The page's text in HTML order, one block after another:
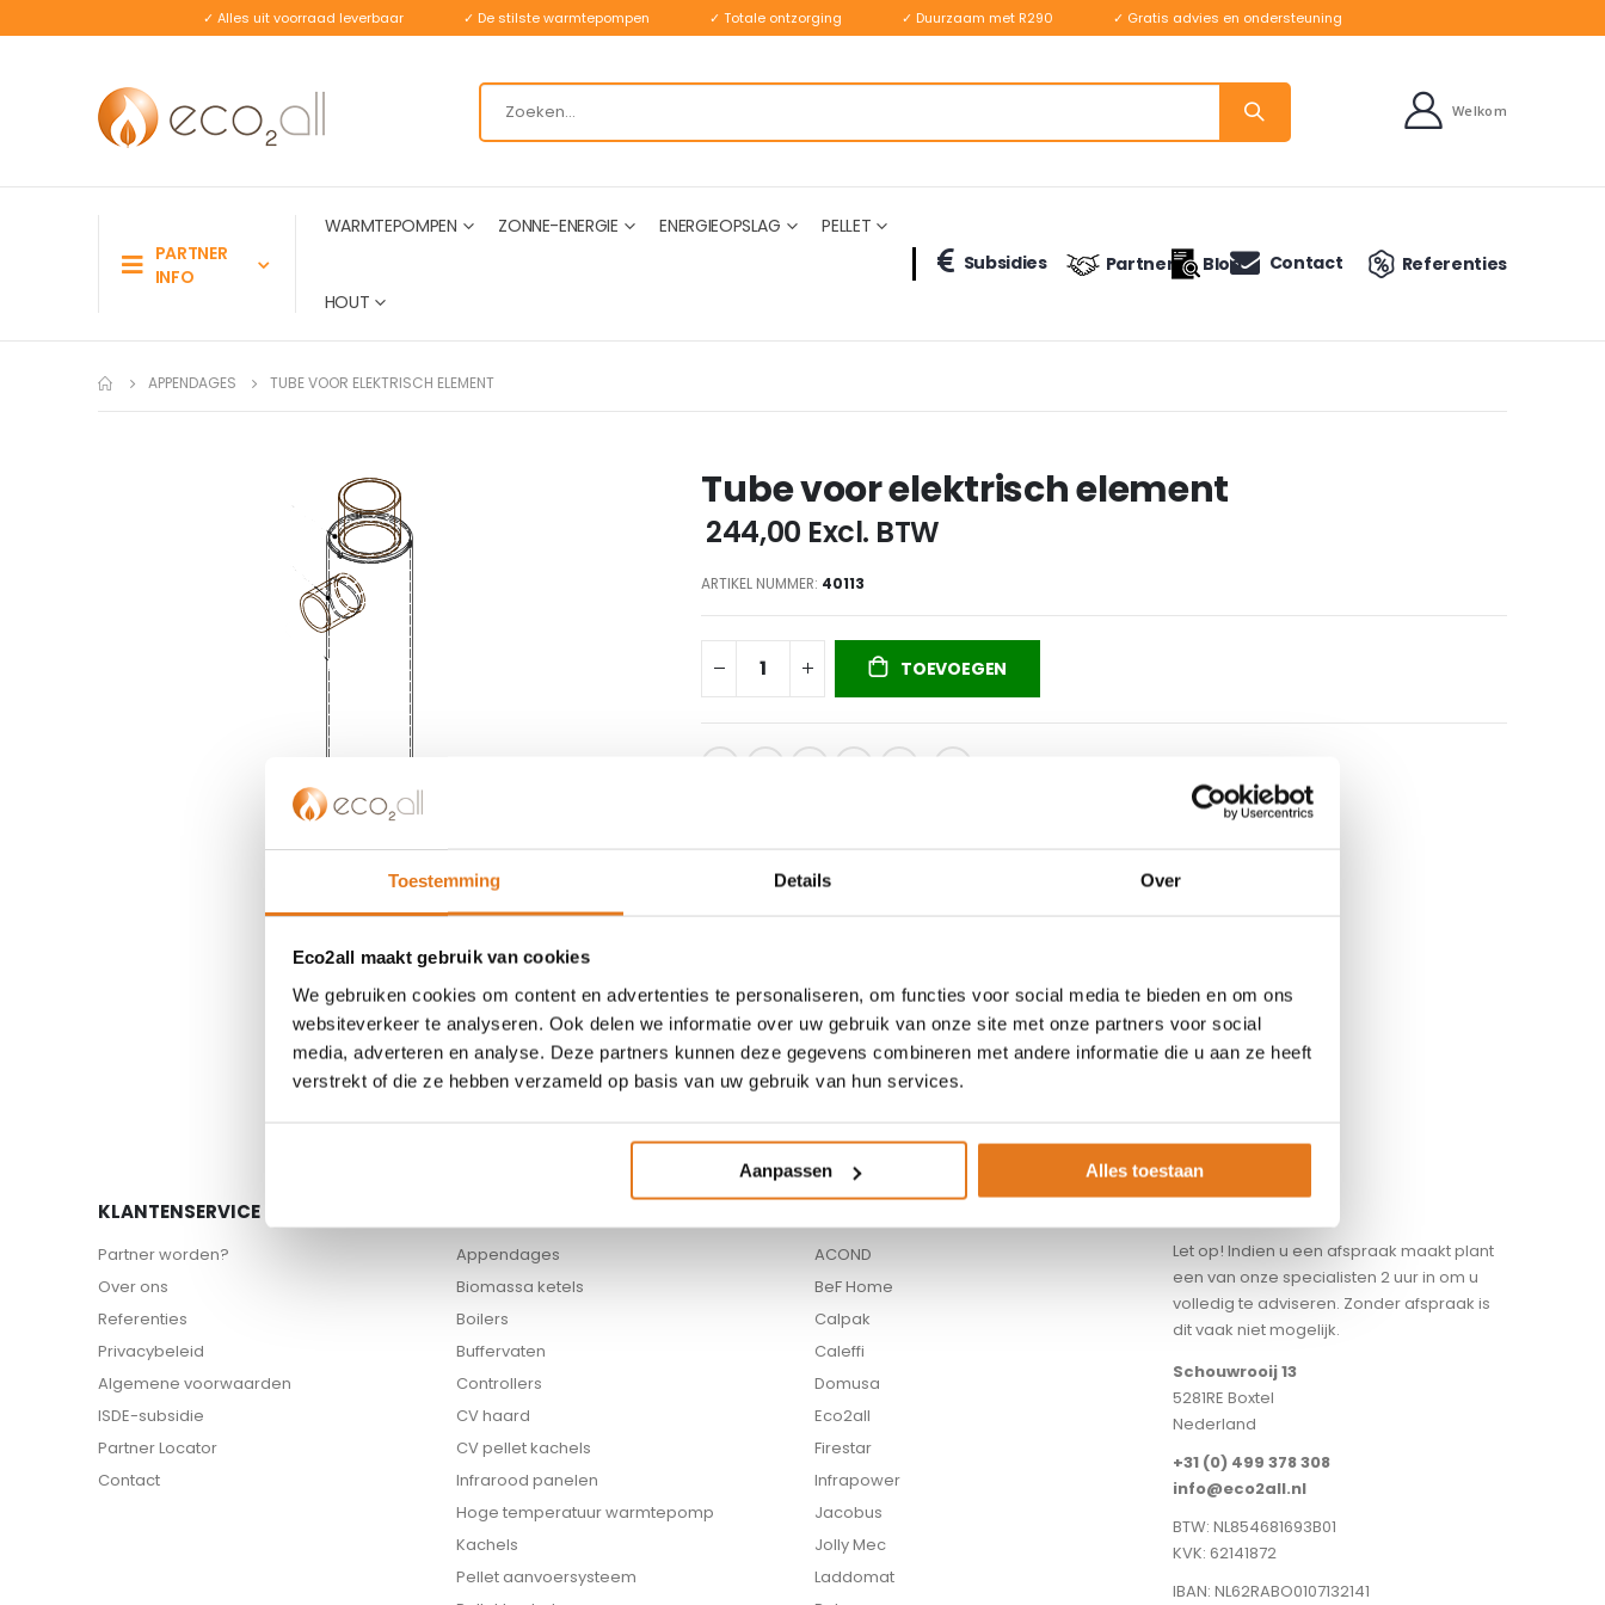
Toestemming Details Over
Eco2all maakt gebruik van cookies
We gebruiken cookies om content en advertenties te personaliseren, om functies voor social media te bieden en om ons
websiteverkeer te analyseren. Ook delen we informatie over uw gebruik van onze site met onze partners voor social
media, adverteren en analyse. Deze partners kunnen deze gegevens combineren met andere informatie die u aan ze heeft
verstrekt of die ze hebben verzameld op basis van uw gebruik van hun services.
Aanpassen Alles toestaan
✓ Alles uit voorraad leverbaar ✓ De stilste warmtepompen ✓ Totale ontzorging ✓ Duurzaam met R290 ✓ Gratis advies en ondersteuning
Welkom
PARTNER
INFO
WARMTEPOMPEN ZONNE-ENERGIE ENERGIEOPSLAG PELLET
HOUT
Subsidies Partners Blog Contact Referenties
APPENDAGES TUBE VOOR ELEKTRISCH ELEMENT
afbeeldingen-
Tube voor elektrisch element
€ 244,00 Excl. BTW
ARTIKEL NUMMER 40113
TOEVOEGEN
KLANTENSERVICE
Partner worden?
Over ons
Referenties
Privacybeleid
Algemene voorwaarden
ISDE-subsidie
Partner Locator
Contact
Appendages
Biomassa ketels
Boilers
Buffervaten
Controllers
CV haard
CV pellet kachels
Infrarood panelen
Hoge temperatuur warmtepomp
Kachels
Pellet aanvoersysteem
ACOND
BeF Home
Calpak
Caleffi
Domusa
Eco2all
Firestar
Infrapower
Jacobus
Jolly Mec
Laddomat
Let op! Indien u een afspraak maakt plant
een van onze specialisten 2 uur in om u
volledig te adviseren. Zonder afspraak is
dit vaak niet mogelijk.
Schouwrooij 13
5281RE Boxtel
Nederland
+31 (0) 499 378 308
info@eco2all.nl
BTW: NL854681693B01
KVK: 62141872
IBAN: NL62RABO0107132141